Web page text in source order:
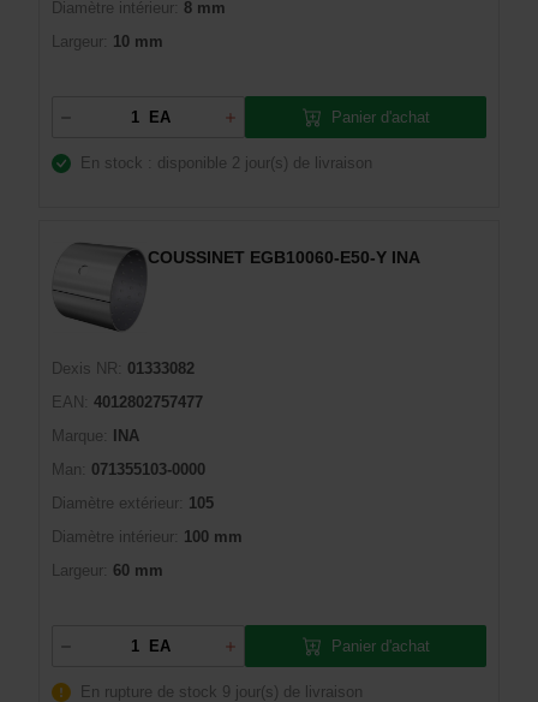
Diamètre intérieur: 8 mm
Largeur: 10 mm
EA Panier d'achat
En stock : disponible 2 jour(s) de livraison
COUSSINET EGB10060-E50-Y INA
Dexis NR:
01333082
EAN:
4012802757477
Marque:
INA
Man:
071355103-0000
Diamètre extérieur: 105
Diamètre intérieur: 100 mm
Largeur: 60 mm
EA Panier d'achat
En rupture de stock 9 jour(s) de livraison